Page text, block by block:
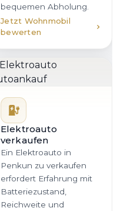
bequemen Abholung.
Jetzt Wohnmobil
bewerten
Elektroauto
verkaufen
Ein Elektroauto in
Penkun zu verkaufen
erfordert Erfahrung mit
Batteriezustand,
Reichweite und